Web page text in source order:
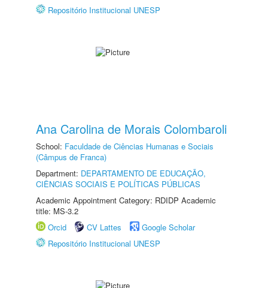
Repositório Institucional UNESP
Ana Carolina de Morais Colombaroli
School: Faculdade de Ciências Humanas e Sociais
(Câmpus de Franca)
Department: DEPARTAMENTO DE EDUCAÇÃO,
CIÊNCIAS SOCIAIS E POLÍTICAS PÚBLICAS
Academic Appointment Category: RDIDP Academic
title: MS-3.2
Orcid
CV Lattes
Google Scholar
Repositório Institucional UNESP